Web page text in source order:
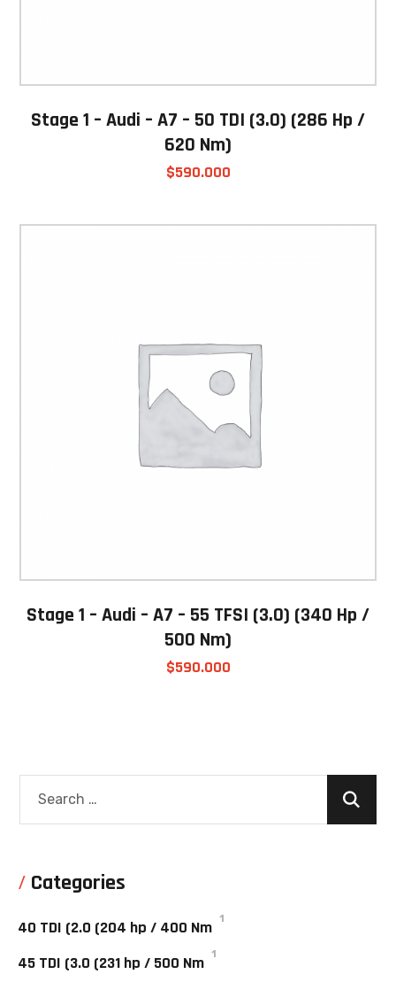
Stage 1 – Audi – A7 – 50 TDI (3.0) (286 Hp /
620 Nm)
$590.000
Stage 1 – Audi – A7 – 55 TFSI (3.0) (340 Hp /
500 Nm)
$590.000
Categories
40 TDI (2.0 (204 hp / 400 Nm 1
45 TDI (3.0 (231 hp / 500 Nm 1